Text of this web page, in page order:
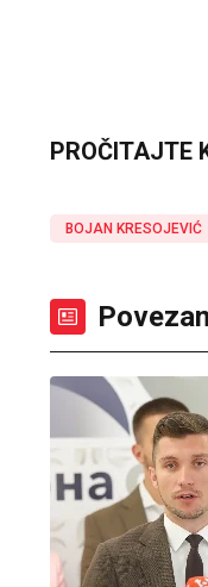
PROČITAJTE
BOJAN KRESOJEVIĆ